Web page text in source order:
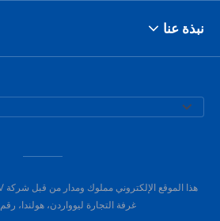
نبذة عنا
غرفة التجارة ليوواردن، هولندا، رقم 01104443